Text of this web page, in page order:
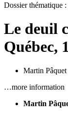
Dossier thématique
Le deuil
Québec,
Martin Pâquet
…more information
Martin